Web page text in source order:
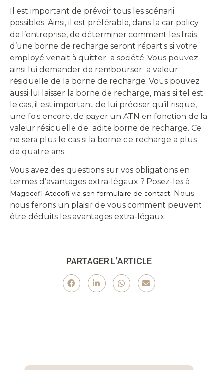
Il est important de prévoir tous les scénarii
possibles. Ainsi, il est préférable, dans la car policy
de l’entreprise, de déterminer comment les frais
d’une borne de recharge seront répartis si votre
employé venait à quitter la société. Vous pouvez
ainsi lui demander de rembourser la valeur
résiduelle de la borne de recharge. Vous pouvez
aussi lui laisser la borne de recharge, mais si tel est
le cas, il est important de lui préciser qu’il risque,
une fois encore, de payer un ATN en fonction de la
valeur résiduelle de ladite borne de recharge. Ce
ne sera plus le cas si la borne de recharge a plus
de quatre ans.
Vous avez des questions sur vos obligations en
termes d’avantages extra-légaux ? Posez-les à
Magecofi-Atecofi via son formulaire de contact. Nous
nous ferons un plaisir de vous comment peuvent
être déduits les avantages extra-légaux.
PARTAGER L’ARTICLE